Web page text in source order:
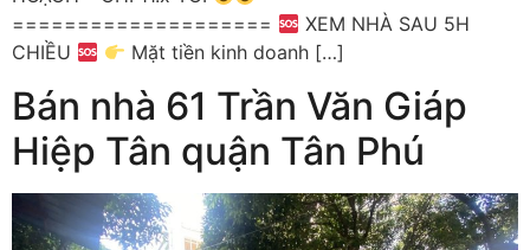
====================
XEM NHÀ SAU 5H
CHIỀU
Mặt tiền kinh doanh […]
Bán nhà 61 Trần Văn Giáp
Hiệp Tân quận Tân Phú